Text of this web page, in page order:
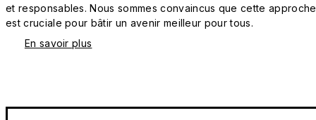
et responsables. Nous sommes convaincus que cette approche
est cruciale pour bâtir un avenir meilleur pour tous.
En savoir plus